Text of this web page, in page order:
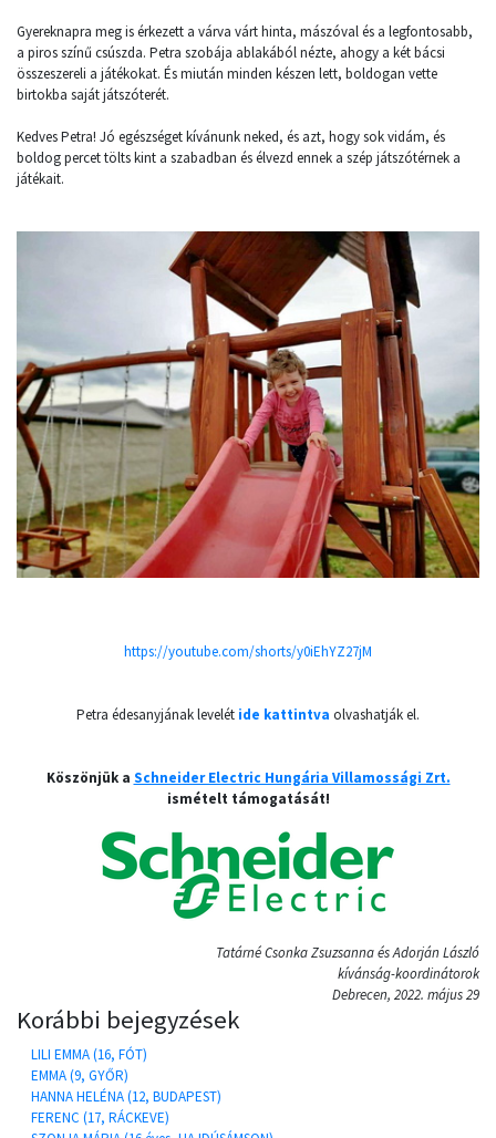
Gyereknapra meg is érkezett a várva várt hinta, mászóval és a legfontosabb,
a piros színű csúszda. Petra szobája ablakából nézte, ahogy a két bácsi
összeszereli a játékokat. És miután minden készen lett, boldogan vette
birtokba saját játszóterét.
Kedves Petra! Jó egészséget kívánunk neked, és azt, hogy sok vidám, és
boldog percet tölts kint a szabadban és élvezd ennek a szép játszótérnek a
játékait.
https://youtube.com/shorts/y0iEhYZ27jM
Petra édesanyjának levelét ide kattintva olvashatják el.
Köszönjük a Schneider Electric Hungária Villamossági Zrt.
ismételt támogatását!
Tatárné Csonka Zsuzsanna és Adorján László
kívánság-koordinátorok
Debrecen, 2022. május 29
Korábbi bejegyzések
LILI EMMA (16, FÓT)
EMMA (9, GYŐR)
HANNA HELÉNA (12, BUDAPEST)
FERENC (17, RÁCKEVE)